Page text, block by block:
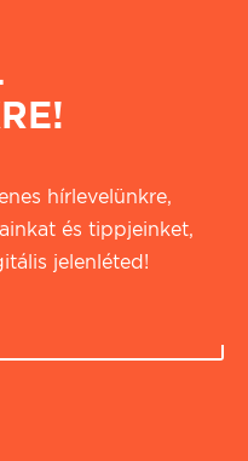
hírlevelünkre,
és tippjeinket,
jelenléted!